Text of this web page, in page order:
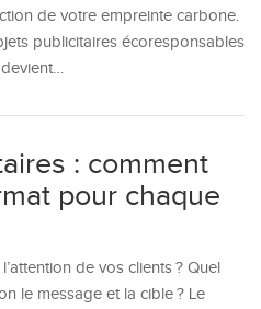
de votre empreinte carbone.
publicitaires écoresponsables
: comment
pour chaque
de vos clients ? Quel
le message et la cible ? Le